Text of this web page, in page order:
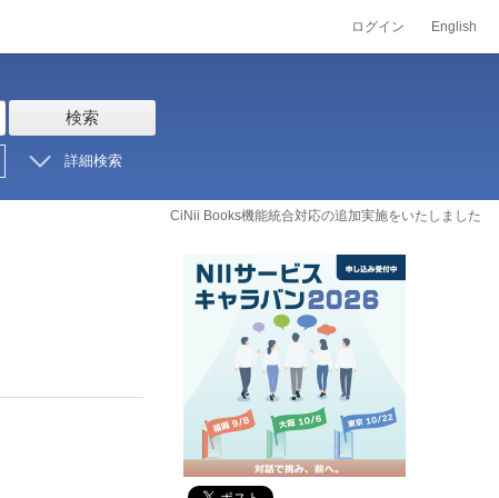
ログイン English
検索
詳細検索
CiNii Books機能統合対応の追加実施をいたしました